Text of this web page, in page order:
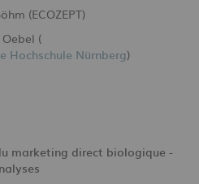
(ECOZEPT)
(
Hochschule Nürnberg)
marketing direct biologique -